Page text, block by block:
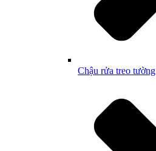
Chậu rửa treo tường